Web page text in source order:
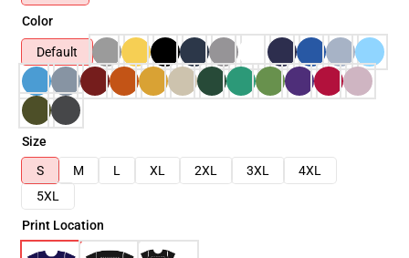
Color
Default
Size
S
M L XL 2XL 3XL
4XL
5XL
Print Location